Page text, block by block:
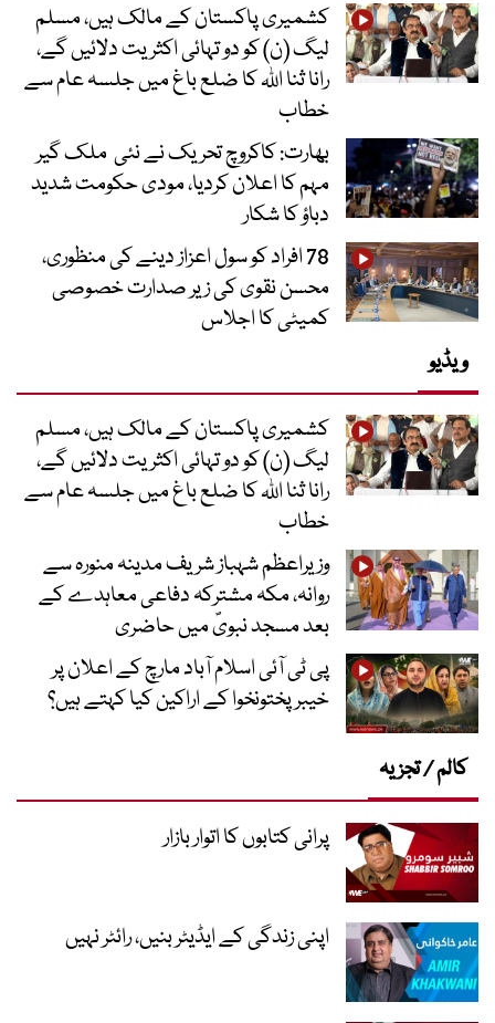
کشمیری پاکستان کے مالک ہیں، مسلم
لیگ (ن) کو دو تہائی اکثریت دلائیں گے،
رانا ثنا اللہ کا ضلع باغ میں جلسہ عام سے
خطاب
بھارت: کاکروچ تحریک نے نئی ملک گیر
مہم کا اعلان کردیا، مودی حکومت شدید
دباؤ کا شکار
78 افراد کو سول اعزاز دینے کی منظوری،
محسن نقوی کی زیر صدارت خصوصی
کمیٹی کا اجلاس
ویڈیو
کشمیری پاکستان کے مالک ہیں، مسلم
لیگ (ن) کو دو تہائی اکثریت دلائیں گے،
رانا ثنا اللہ کا ضلع باغ میں جلسہ عام سے
خطاب
وزیراعظم شہباز شریف مدینہ منورہ سے
روانہ، مکہ مشترکہ دفاعی معاہدے کے
بعد مسجد نبویؐ میں حاضری
پی ٹی آئی اسلام آباد مارچ کے اعلان پر
خیبر پختونخوا کے اراکین کیا کہتے ہیں؟
کالم / تجزیہ
پرانی کتابوں کا اتوار بازار
اپنی زندگی کے ایڈیٹر بنیں، رائٹر نہیں